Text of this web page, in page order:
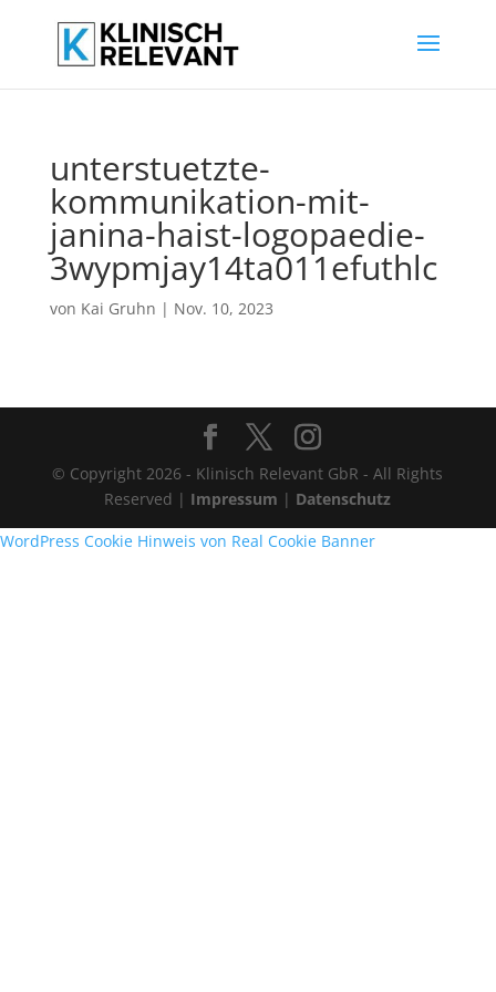
unterstuetzte-
kommunikation-mit-
janina-haist-logopaedie-
3wypmjay14ta011efuthlc
von Kai Gruhn | Nov. 10, 2023
© Copyright 2026 - Klinisch Relevant GbR - All Rights
Reserved | Impressum | Datenschutz
WordPress Cookie Hinweis von Real Cookie Banner